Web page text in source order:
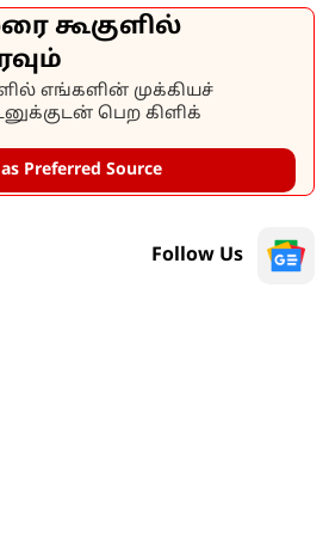
கூகுளில்
எங்களின் முக்கியச்
பெற கிளிக்
Preferred Source
Follow Us